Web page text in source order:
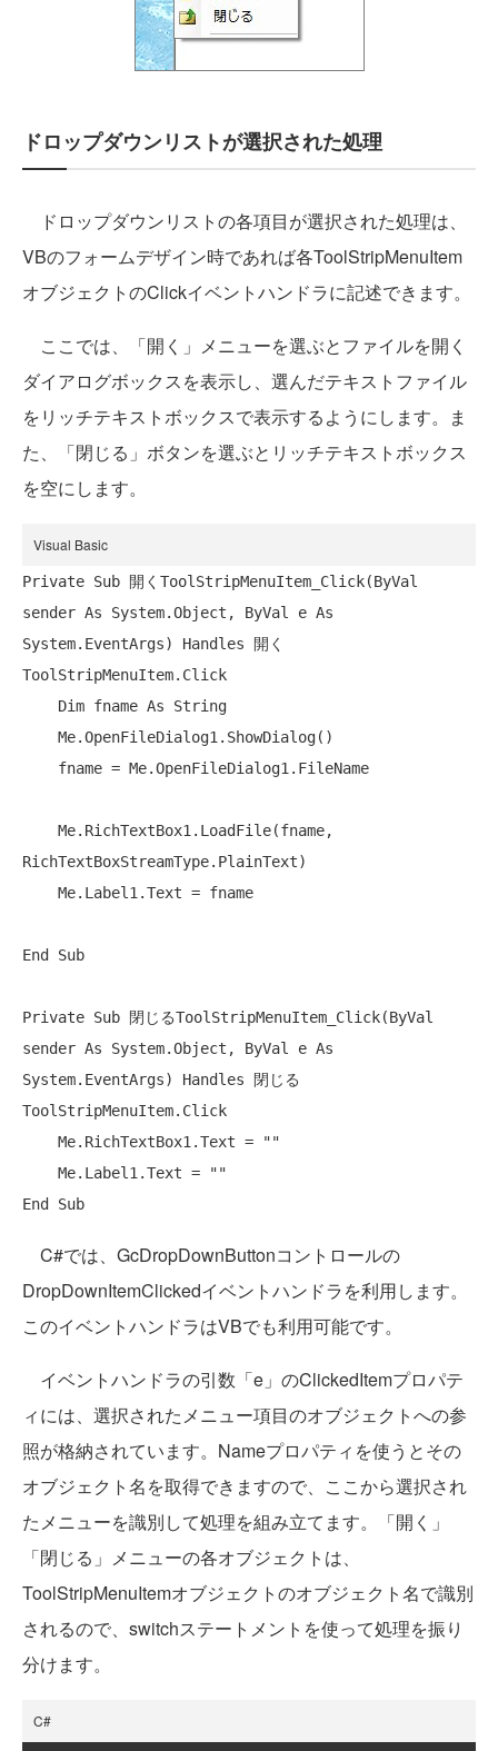
ドロップダウンリストが選択された処理
ドロップダウンリストの各項目が選択された処理は、
VBのフォームデザイン時であれば各ToolStripMenuItem
オブジェクトのClickイベントハンドラに記述できます。
ここでは、「開く」メニューを選ぶとファイルを開く
ダイアログボックスを表示し、選んだテキストファイル
をリッチテキストボックスで表示するようにします。ま
た、「閉じる」ボタンを選ぶとリッチテキストボックス
を空にします。
Visual Basic
Private Sub 開くToolStripMenuItem_Click(ByVal
sender As System.Object, ByVal e As
System.EventArgs) Handles 開く
ToolStripMenuItem.Click
Dim fname As
String
RichTextBoxStreamType.PlainText)
End Sub
Private Sub 閉じるToolStripMenuItem_Click(ByVal
sender As System.Object, ByVal e As
System.EventArgs) Handles 閉じる
ToolStripMenuItem.Click
    Me.RichTextBox1.Text =
""
    Me.Label1.Text =
""
End
Sub
C#では、GcDropDownButtonコントロールの
DropDownItemClickedイベントハンドラを利用します。
このイベントハンドラはVBでも利用可能です。
イベントハンドラの引数「e」のClickedItemプロパテ
ィには、選択されたメニュー項目のオブジェクトへの参
照が格納されています。Nameプロパティを使うとその
オブジェクト名を取得できますので、ここから選択され
たメニューを識別して処理を組み立てます。「開く」
「閉じる」メニューの各オブジェクトは、
ToolStripMenuItemオブジェクトのオブジェクト名で識別
されるので、switchステートメントを使って処理を振り
分けます。
C#